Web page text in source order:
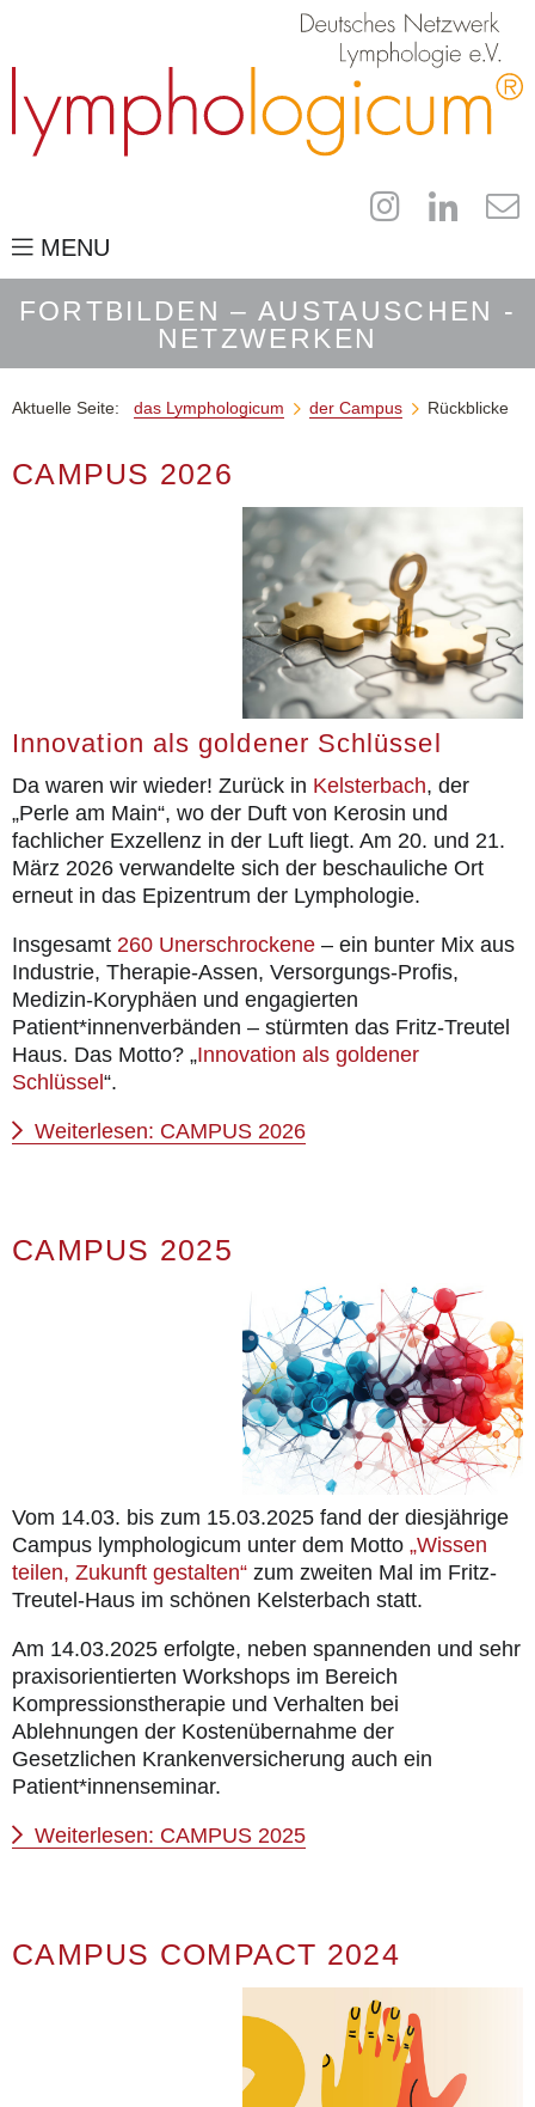
MENU
das Lymphologicum
der Campus
Industrieaussteller
FORTBILDEN – AUSTAUSCHEN -
NETZWERKEN
Aktuelle Seite: das Lymphologicum  der Campus  Rückblicke
CAMPUS 2026
Innovation als goldener Schlüssel
Da waren wir wieder! Zurück in Kelsterbach, der
„Perle am Main“, wo der Duft von Kerosin und
fachlicher Exzellenz in der Luft liegt. Am 20. und 21.
März 2026 verwandelte sich der beschauliche Ort
erneut in das Epizentrum der Lymphologie.
Insgesamt 260 Unerschrockene – ein bunter Mix aus
Industrie, Therapie-Assen, Versorgungs-Profis,
Medizin-Koryphäen und engagierten
Patient*innenverbänden – stürmten das Fritz-Treutel
Haus. Das Motto? „Innovation als goldener
Schlüssel“.
Weiterlesen: CAMPUS 2026
CAMPUS 2025
Vom 14.03. bis zum 15.03.2025 fand der diesjährige
Campus lymphologicum unter dem Motto „Wissen
teilen, Zukunft gestalten“ zum zweiten Mal im Fritz-
Treutel-Haus im schönen Kelsterbach statt.
Am 14.03.2025 erfolgte, neben spannenden und sehr
praxisorientierten Workshops im Bereich
Kompressionstherapie und Verhalten bei
Ablehnungen der Kostenübernahme der
Gesetzlichen Krankenversicherung auch ein
Patient*innenseminar.
Weiterlesen: CAMPUS 2025
CAMPUS COMPACT 2024